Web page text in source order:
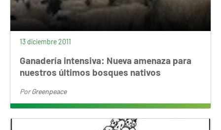
13 diciembre 2011
Ganadería intensiva: Nueva amenaza para
nuestros últimos bosques nativos
PorGreenpeace